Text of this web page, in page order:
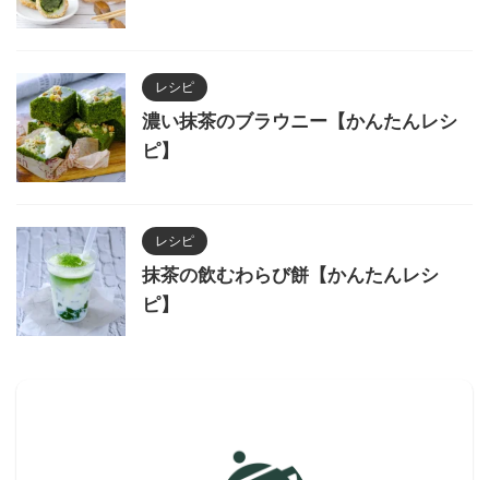
レシピ
濃い抹茶のブラウニー【かんたんレシ
ピ】
レシピ
抹茶の飲むわらび餅【かんたんレシ
ピ】